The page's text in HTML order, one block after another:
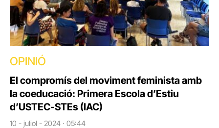
OPINIÓ
El compromís del moviment feminista amb
la coeducació: Primera Escola d’Estiu
d’USTEC-STEs (IAC)
10 - juliol - 2024 · 05:44